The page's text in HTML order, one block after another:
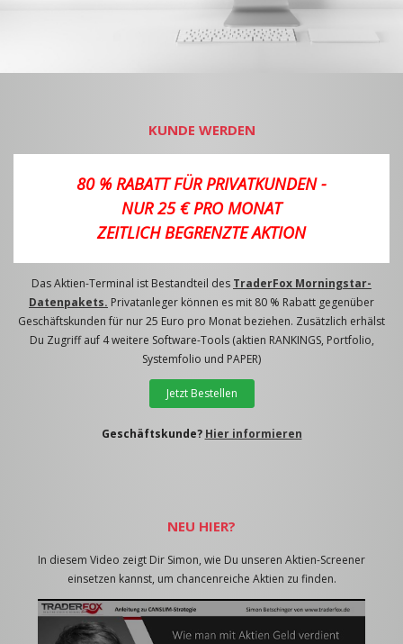
KUNDE WERDEN
80 % RABATT FÜR PRIVATKUNDEN -
NUR 25 € PRO MONAT
ZEITLICH BEGRENZTE AKTION
Das Aktien-Terminal ist Bestandteil des TraderFox Morningstar-
Datenpakets. Privatanleger können es mit 80 % Rabatt gegenüber
Geschäftskunden für nur 25 Euro pro Monat beziehen. Zusätzlich erhälst
Du Zugriff auf 4 weitere Software-Tools (aktien RANKINGS, Portfolio,
Systemfolio und PAPER)
Jetzt Bestellen
Geschäftskunde? Hier informieren
NEU HIER?
In diesem Video zeigt Dir Simon, wie Du unseren Aktien-Screener
einsetzen kannst, um chancenreiche Aktien zu finden.